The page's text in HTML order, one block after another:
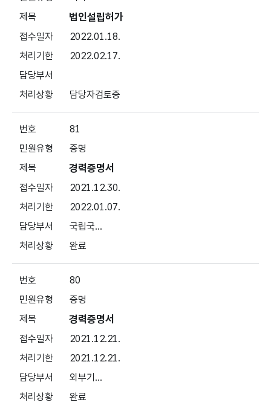
법인설립허가
2022.01.18.
2022.02.17.
담당자검토중
81
증명
경력증명서
2021.12.30.
2022.01.07.
국립국...
완료
80
증명
경력증명서
2021.12.21.
2021.12.21.
외부기...
완료